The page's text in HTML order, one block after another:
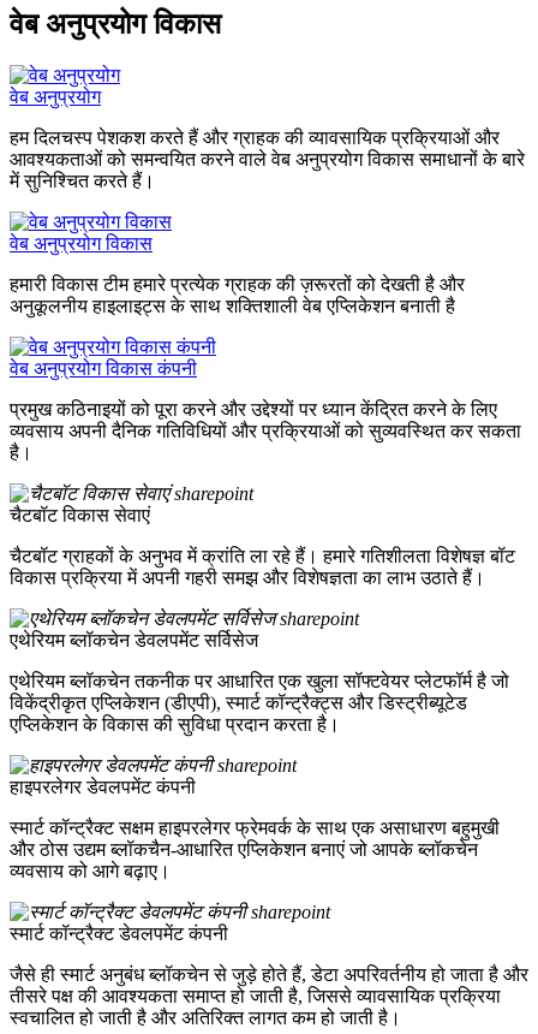
वेब अनुप्रयोग विकास
वेब अनुप्रयोग
हम दिलचस्प पेशकश करते हैं और ग्राहक की व्यावसायिक प्रक्रियाओं और
आवश्यकताओं को समन्वयित करने वाले वेब अनुप्रयोग विकास समाधानों के बारे
में सुनिश्चित करते हैं।
वेब अनुप्रयोग विकास
हमारी विकास टीम हमारे प्रत्येक ग्राहक की ज़रूरतों को देखती है और
अनुकूलनीय हाइलाइट्स के साथ शक्तिशाली वेब एप्लिकेशन बनाती है
वेब अनुप्रयोग विकास कंपनी
प्रमुख कठिनाइयों को पूरा करने और उद्देश्यों पर ध्यान केंद्रित करने के लिए
व्यवसाय अपनी दैनिक गतिविधियों और प्रक्रियाओं को सुव्यवस्थित कर सकता
है।
चैटबॉट विकास सेवाएं
चैटबॉट ग्राहकों के अनुभव में क्रांति ला रहे हैं। हमारे गतिशीलता विशेषज्ञ बॉट
विकास प्रक्रिया में अपनी गहरी समझ और विशेषज्ञता का लाभ उठाते हैं।
एथेरियम ब्लॉकचेन डेवलपमेंट सर्विसेज
एथेरियम ब्लॉकचेन तकनीक पर आधारित एक खुला सॉफ्टवेयर प्लेटफॉर्म है जो
विकेंद्रीकृत एप्लिकेशन (डीएपी), स्मार्ट कॉन्ट्रैक्ट्स और डिस्ट्रीब्यूटेड
एप्लिकेशन के विकास की सुविधा प्रदान करता है।
हाइपरलेगर डेवलपमेंट कंपनी
स्मार्ट कॉन्ट्रैक्ट सक्षम हाइपरलेगर फ्रेमवर्क के साथ एक असाधारण बहुमुखी
और ठोस उद्यम ब्लॉकचैन-आधारित एप्लिकेशन बनाएं जो आपके ब्लॉकचेन
व्यवसाय को आगे बढ़ाए।
स्मार्ट कॉन्ट्रैक्ट डेवलपमेंट कंपनी
जैसे ही स्मार्ट अनुबंध ब्लॉकचेन से जुड़े होते हैं, डेटा अपरिवर्तनीय हो जाता है और
तीसरे पक्ष की आवश्यकता समाप्त हो जाती है, जिससे व्यावसायिक प्रक्रिया
स्वचालित हो जाती है और अतिरिक्त लागत कम हो जाती है।